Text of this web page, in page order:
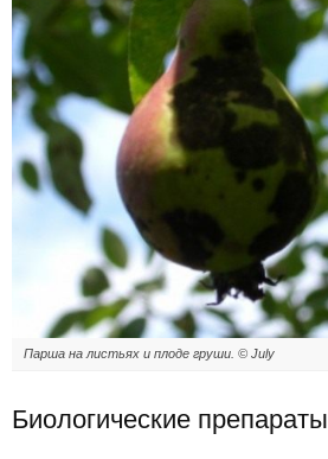
Парша на листьях и плоде груши. © July
Биологические препараты